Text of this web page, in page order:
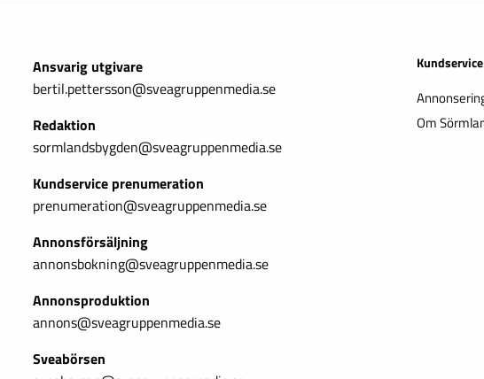
Ansvarig utgivare
bertil.pettersson@sveagruppenmedia.se
Redaktion
sormlandsbygden@sveagruppenmedia.se
Kundservice prenumeration
prenumeration@sveagruppenmedia.se
Annonsförsäljning
annonsbokning@sveagruppenmedia.se
Annonsproduktion
annons@sveagruppenmedia.se
Sveabörsen
Kundservice
Om